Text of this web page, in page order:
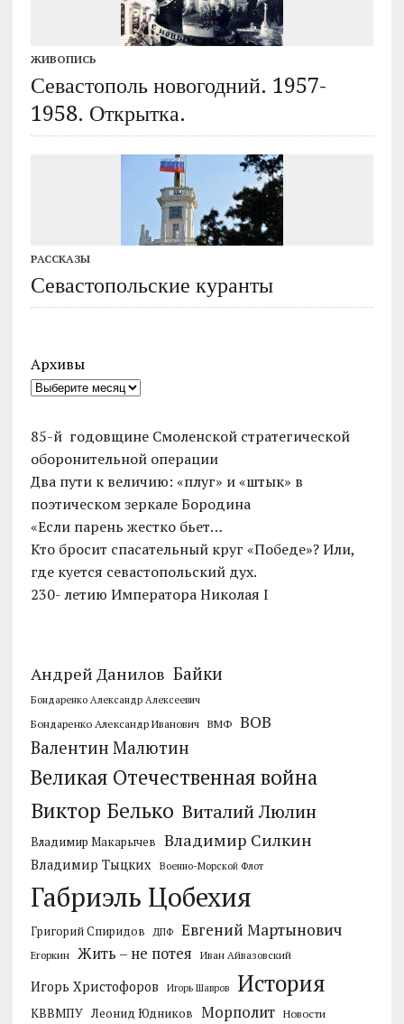
ЖИВОПИСЬ
Севастополь новогодний. 1957-
1958. Открытка.
РАССКАЗЫ
Севастопольские куранты
Архивы
85-й годовщине Смоленской стратегической
оборонительной операции
Два пути к величию: «плуг» и «штык» в
поэтическом зеркале Бородина
«Если парень жестко бьет…
Кто бросит спасательный круг «Победе»? Или,
где куется севастопольский дух.
230- летию Императора Николая I
Андрей Данилов Байки
Бондаренко Александр Алексеевич
Бондаренко Александр Иванович ВМФ ВОВ
Валентин Малютин
Великая Отечественная война
Виктор Белько Виталий Люлин
Владимир Макарычев Владимир Силкин
Владимир Тыцких Военно-Морской Флот
Габриэль Цобехия
Григорий Спиридов ДПФ Евгений Мартынович
Егоркин Жить – не потея Иван Айвазовский
Игорь Христофоров Игорь Шавров История
КВВМПУ Леонид Юдников Морполит Новости